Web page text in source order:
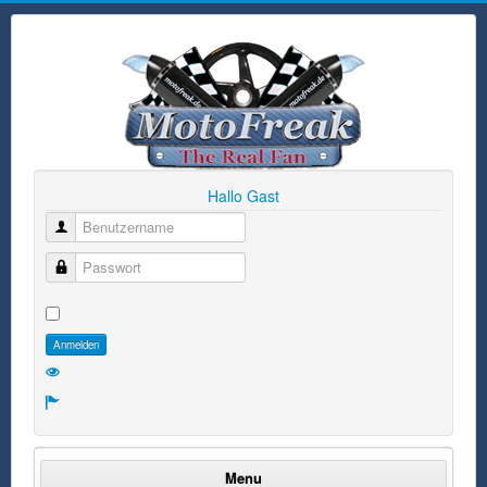
Hallo Gast
Benutzername
Passwort
Anmelden
Menu